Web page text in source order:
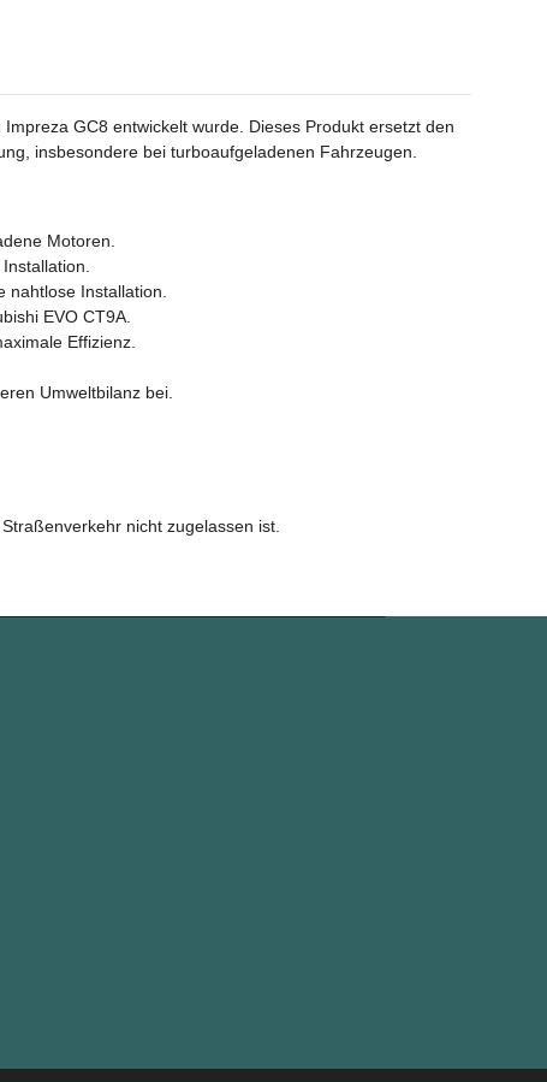
GC8 entwickelt wurde. Dieses Produkt ersetzt den
insbesondere bei turboaufgeladenen Fahrzeugen.
Motoren.
nahtlose Installation.
EVO CT9A.
Effizienz.
Umweltbilanz bei.
nicht zugelassen ist.